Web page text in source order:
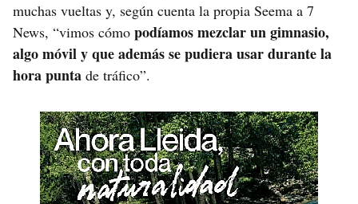
muchas vueltas y, según cuenta la propia Seema a 7
News, “vimos cómo podíamos mezclar un gimnasio,
algo móvil y que además se pudiera usar durante la
hora punta de tráfico”.